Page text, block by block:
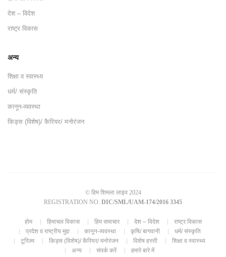
देश – विदेश
राष्ट्र विकास
अन्य
शिक्षा व स्वास्थ्य
धर्म/ संस्कृति
कानून-व्यवस्था
किड्स (विशेष)/ कैरियर/ मनोरंजन
© हिम शिमला लाइव 2024
REGISTRATION NO. DIC/SML/UAM-174/2016 3345
होम हिमाचल विकास हिम समाचार देश – विदेश
राष्ट्र विकास
प्रदेश व राष्ट्रीय मुद्दा
कानून-व्यवस्था कृषि/ बागवानी
धर्म/ संस्कृति
टूरिज़्म
किड्स (विशेष)/ कैरियर/ मनोरंजन विशेष हस्ती
शिक्षा व स्वास्थ्य
अन्य
संपर्क करें हमारे बारे में